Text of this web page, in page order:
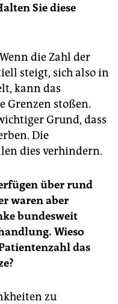
Sie diese
die Zahl der
steigt, sich also in
kann das
Grenzen stoßen.
Grund, dass
Die
dies verhindern.
über rund
waren aber
bundesweit
Wieso
das
zu